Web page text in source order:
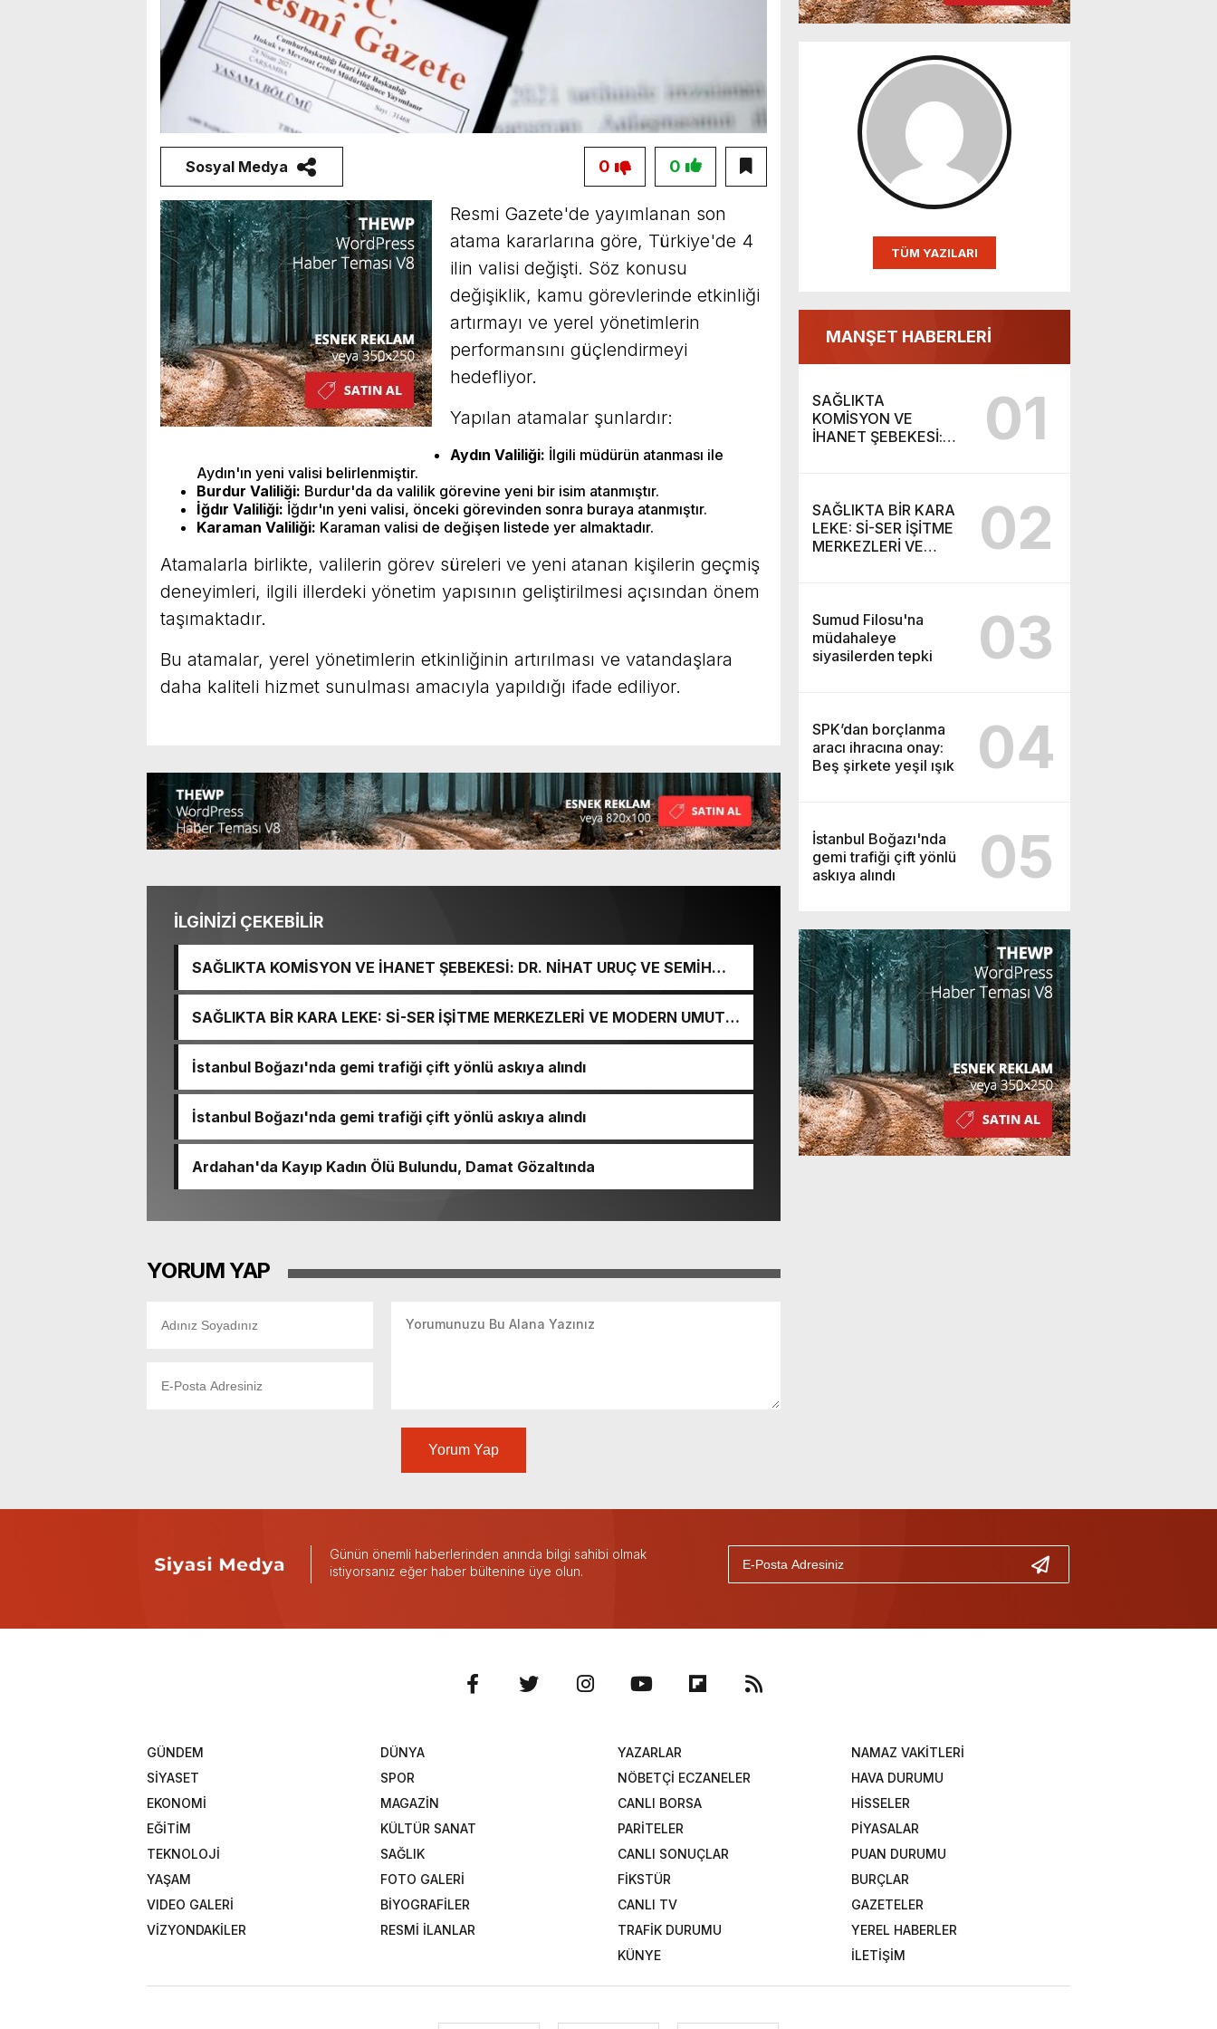
TÜM YAZILARI
MANŞET HABERLERİ
SAĞLIKTA
KOMİSYON VE
İHANET ŞEBEKESİ:
VURGUNU!
01
SAĞLIKTA BİR KARA
LEKE: Sİ-SER İŞİTME
MERKEZLERİ VE
02
Sumud Filosu'na
müdahaleye
siyasilerden tepki
03
SPK’dan borçlanma
aracı ihracına onay:
Beş şirkete yeşil ışık
04
İstanbul Boğazı'nda
gemi trafiği çift yönlü
askıya alındı
05
Sosyal Medya 0
0
Resmi Gazete'de yayımlanan son
atama kararlarına göre, Türkiye'de 4
ilin valisi değişti. Söz konusu
değişiklik, kamu görevlerinde etkinliği
artırmayı ve yerel yönetimlerin
performansını güçlendirmeyi
hedefliyor.
Yapılan atamalar şunlardır:
Aydın Valiliği: İlgili müdürün atanması ile
Aydın'ın yeni valisi belirlenmiştir.
Burdur Valiliği: Burdur'da da valilik görevine yeni bir isim atanmıştır.
İğdır Valiliği: İğdır'ın yeni valisi, önceki görevinden sonra buraya atanmıştır.
Karaman Valiliği: Karaman valisi de değişen listede yer almaktadır.
Atamalarla birlikte, valilerin görev süreleri ve yeni atanan kişilerin geçmiş
deneyimleri, ilgili illerdeki yönetim yapısının geliştirilmesi açısından önem
taşımaktadır.
Bu atamalar, yerel yönetimlerin etkinliğinin artırılması ve vatandaşlara
daha kaliteli hizmet sunulması amacıyla yapıldığı ifade ediliyor.
İLGİNİZİ ÇEKEBİLİR
SAĞLIKTA KOMİSYON VE İHANET ŞEBEKESİ: DR. NİHAT URUÇ VE SEMİH
İŞİTME MERKEZİ’NİN SGK VURGUNU!
SAĞLIKTA BİR KARA LEKE: Sİ-SER İŞİTME MERKEZLERİ VE MODERN UMUT
TACİRLİĞİ
İstanbul Boğazı'nda gemi trafiği çift yönlü askıya alındı
İstanbul Boğazı'nda gemi trafiği çift yönlü askıya alındı
Ardahan'da Kayıp Kadın Ölü Bulundu, Damat Gözaltında
YORUM YAP
Yorum Yap
Günün önemli haberlerinden anında bilgi sahibi olmak
istiyorsanız eğer haber bültenine üye olun.
GÜNDEM
DÜNYA
SİYASET
SPOR
EKONOMİ
MAGAZİN
EĞİTİM
KÜLTÜR SANAT
TEKNOLOJİ
SAĞLIK
YAŞAM
FOTO GALERİ
VIDEO GALERİ
BİYOGRAFİLER
VİZYONDAKİLER
RESMİ İLANLAR
YAZARLAR
NAMAZ VAKİTLERİ
NÖBETÇİ ECZANELER
HAVA DURUMU
CANLI BORSA
HİSSELER
PARİTELER
PİYASALAR
CANLI SONUÇLAR
PUAN DURUMU
FİKSTÜR
BURÇLAR
CANLI TV
GAZETELER
TRAFİK DURUMU
YEREL HABERLER
KÜNYE
İLETİŞİM